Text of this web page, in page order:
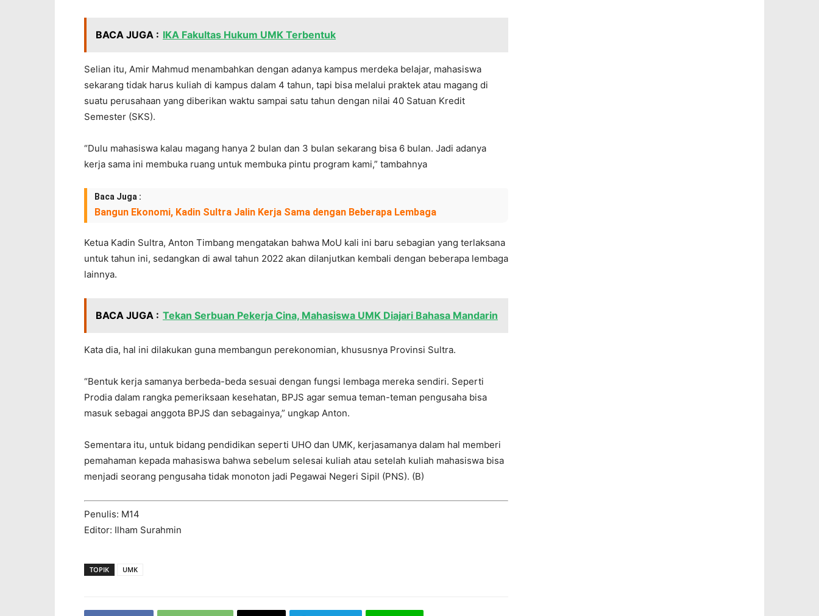
BACA JUGA : IKA Fakultas Hukum UMK Terbentuk
Selian itu, Amir Mahmud menambahkan dengan adanya kampus merdeka belajar, mahasiswa
sekarang tidak harus kuliah di kampus dalam 4 tahun, tapi bisa melalui praktek atau magang di
suatu perusahaan yang diberikan waktu sampai satu tahun dengan nilai 40 Satuan Kredit
Semester (SKS).
“Dulu mahasiswa kalau magang hanya 2 bulan dan 3 bulan sekarang bisa 6 bulan. Jadi adanya
kerja sama ini membuka ruang untuk membuka pintu program kami,” tambahnya
Baca Juga :
Bangun Ekonomi, Kadin Sultra Jalin Kerja Sama dengan Beberapa Lembaga
Ketua Kadin Sultra, Anton Timbang mengatakan bahwa MoU kali ini baru sebagian yang terlaksana
untuk tahun ini, sedangkan di awal tahun 2022 akan dilanjutkan kembali dengan beberapa lembaga
lainnya.
BACA JUGA : Tekan Serbuan Pekerja Cina, Mahasiswa UMK Diajari Bahasa Mandarin
Kata dia, hal ini dilakukan guna membangun perekonomian, khususnya Provinsi Sultra.
“Bentuk kerja samanya berbeda-beda sesuai dengan fungsi lembaga mereka sendiri. Seperti
Prodia dalam rangka pemeriksaan kesehatan, BPJS agar semua teman-teman pengusaha bisa
masuk sebagai anggota BPJS dan sebagainya,” ungkap Anton.
Sementara itu, untuk bidang pendidikan seperti UHO dan UMK, kerjasamanya dalam hal memberi
pemahaman kepada mahasiswa bahwa sebelum selesai kuliah atau setelah kuliah mahasiswa bisa
menjadi seorang pengusaha tidak monoton jadi Pegawai Negeri Sipil (PNS). (B)
Penulis: M14
Editor: Ilham Surahmin
TOPIK UMK